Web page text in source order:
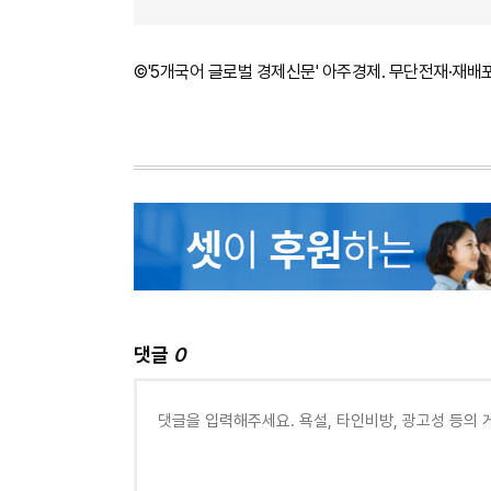
©'5개국어 글로벌 경제신문' 아주경제. 무단전재·재배
댓글 0